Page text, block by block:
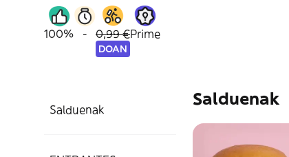
100% - 0,99 €
DOAN
Prime
Salduenak
Salduenak